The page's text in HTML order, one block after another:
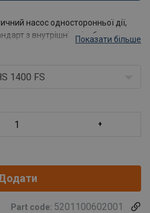
насос односторонньої дії,
з внутрішнім різьбленням
в будь-якому місці завдяки
Показати більше
1400 FS
Part code: 5201100602001